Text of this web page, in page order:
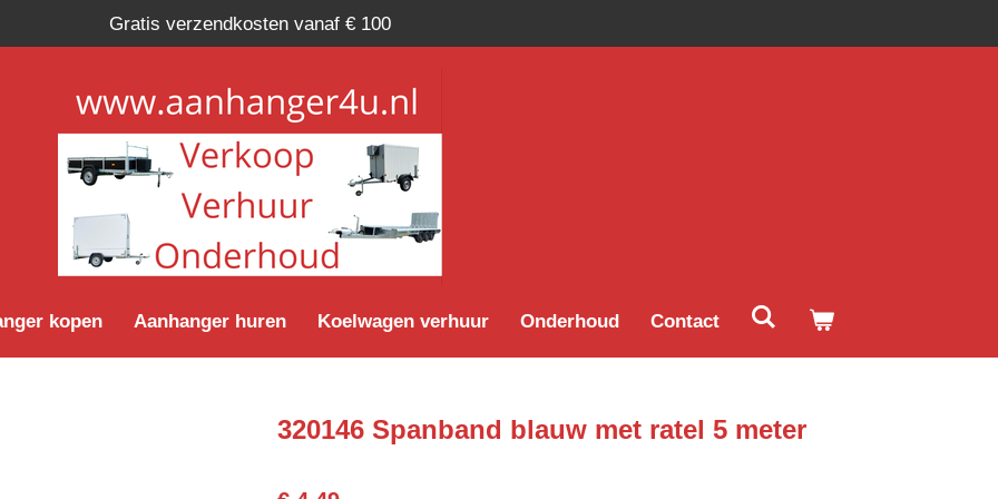
Gratis verzendkosten vanaf € 100
kopen Aanhanger huren Koelwagen verhuur Onderhoud Contact
320146 Spanband blauw met ratel 5 meter